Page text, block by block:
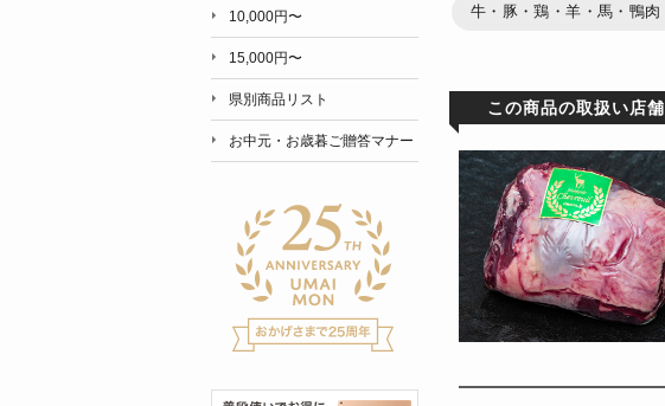
牛・豚・鶏・羊・馬・鴨肉
この商品の取扱い店舗
10,000円〜
15,000円〜
県別商品リスト
お中元・お歳暮ご贈答マナー